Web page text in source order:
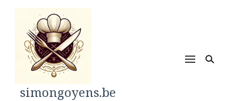
simongoyens.be